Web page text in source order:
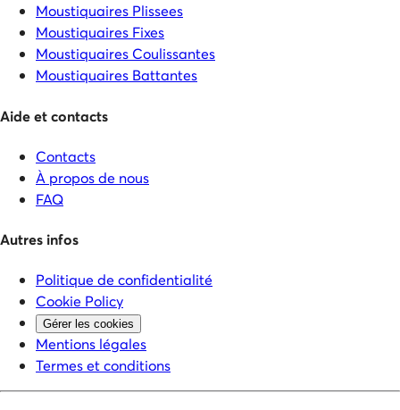
Moustiquaires Plissees
Moustiquaires Fixes
Moustiquaires Coulissantes
Moustiquaires Battantes
Aide et contacts
Contacts
À propos de nous
FAQ
Autres infos
Politique de confidentialité
Cookie Policy
Gérer les cookies
Mentions légales
Termes et conditions